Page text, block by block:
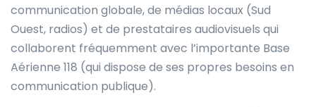
communication globale, de médias locaux (Sud
Ouest, radios) et de prestataires audiovisuels qui
collaborent fréquemment avec l’importante Base
Aérienne 118 (qui dispose de ses propres besoins en
communication publique).